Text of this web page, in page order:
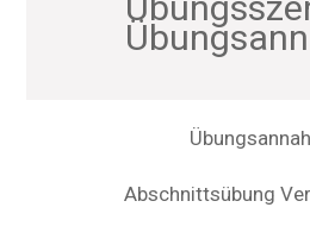
Abschnittsübung